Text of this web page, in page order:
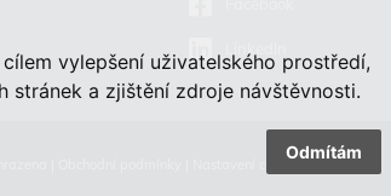
vylepšení uživatelského prostředí,
stránek a zjištění zdroje návštěvnosti.
Odmítám
|